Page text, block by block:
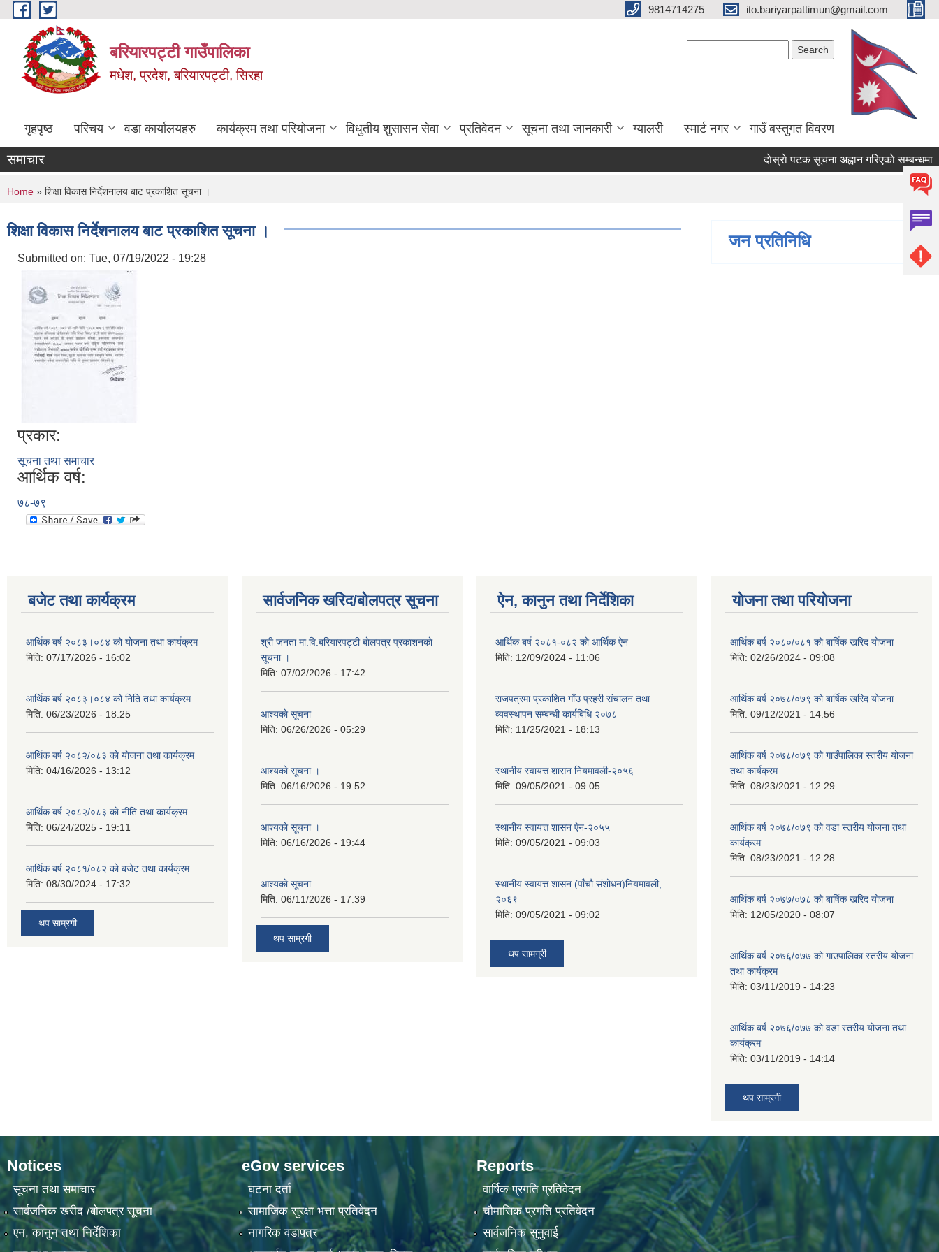
Skip to main content 9814714275 ito.bariyarpattimun@gmail.com
बरियारपट्टी गाउँपालिका
मधेश, प्रदेश, बरियारपट्टी, सिरहा
गृहपृष्ठ परिचय वडा कार्यालयहरु कार्यक्रम तथा परियोजना विधुतीय शुसासन सेवा प्रतिवेदन सूचना तथा जानकारी ग्यालरी स्मार्ट नगर गाउँ बस्तुगत विवरण
समाचार दाेस्राे पटक सूचना अह्वान गरिएकाे सम्बन्धमा ।
You are here
Home » शिक्षा विकास निर्देशनालय बाट प्रकाशित सूचना ।
शिक्षा विकास निर्देशनालय बाट प्रकाशित सूचना ।
Submitted on: Tue, 07/19/2022 - 19:28
प्रकार:
सूचना तथा समाचार
आर्थिक वर्ष:
७८-७९
जन प्रतिनिधि
बजेट तथा कार्यक्रम
आर्थिक बर्ष २०८३।०८४ को योजना तथा कार्यक्रम
मिति: 07/17/2026 - 16:02
आर्थिक बर्ष २०८३।०८४ को निति तथा कार्यक्रम
मिति: 06/23/2026 - 18:25
आर्थिक बर्ष २०८२/०८३ काे याेजना तथा कार्यक्रम
मिति: 04/16/2026 - 13:12
आर्थिक बर्ष २०८२/०८३ काे नीति तथा कार्यक्रम
मिति: 06/24/2025 - 19:11
आर्थिक बर्ष २०८१/०८२ को बजेट तथा कार्यक्रम
मिति: 08/30/2024 - 17:32
थप साम्रगी
सार्वजनिक खरिद/बोलपत्र सूचना
श्री जनता मा.वि.बरियारपट्टी बाेलपत्र प्रकाशनकाे
सूचना ।
मिति: 07/02/2026 - 17:42
आश्यकाे सूचना
मिति: 06/26/2026 - 05:29
आश्यकाे सूचना ।
मिति: 06/16/2026 - 19:52
आश्यकाे सूचना ।
मिति: 06/16/2026 - 19:44
आश्यकाे सूचना
मिति: 06/11/2026 - 17:39
थप साम्रगी
ऐन, कानुन तथा निर्देशिका
आर्थिक बर्ष २०८१-०८२ को आर्थिक ऐन
मिति: 12/09/2024 - 11:06
राजपत्रमा प्रकाशित गाँउ प्रहरी संचालन तथा
व्यवस्थापन सम्बन्धी कार्यबिधि २०७८
मिति: 11/25/2021 - 18:13
स्थानीय स्वायत्त शासन नियमावली-२०५६
मिति: 09/05/2021 - 09:05
स्थानीय स्वायत्त शासन ए‍ेन-२०५५
मिति: 09/05/2021 - 09:03
स्थानीय स्वायत्त शासन (पाँचौ संशोधन)नियमावली,
२०६९
मिति: 09/05/2021 - 09:02
थप सामग्री
योजना तथा परियोजना
आर्थिक बर्ष २०८०/०८१ को बार्षिक खरिद योजना
मिति: 02/26/2024 - 09:08
आर्थिक बर्ष २०७८/०७९ को बार्षिक खरिद योजना
मिति: 09/12/2021 - 14:56
आर्थिक बर्ष २०७८/०७९ को गाउँपालिका स्तरीय योजना
तथा कार्यक्रम
मिति: 08/23/2021 - 12:29
आर्थिक बर्ष २०७८/०७९ को वडा स्तरीय योजना तथा
कार्यक्रम
मिति: 08/23/2021 - 12:28
आर्थिक बर्ष २०७७/०७८ को बार्षिक खरिद योजना
मिति: 12/05/2020 - 08:07
आर्थिक बर्ष २०७६/०७७ को गाउपालिका स्तरीय योजना
तथा कार्यक्रम
मिति: 03/11/2019 - 14:23
आर्थिक बर्ष २०७६/०७७ को वडा स्तरीय योजना तथा
कार्यक्रम
मिति: 03/11/2019 - 14:14
थप साम्रगी
Notices
सूचना तथा समाचार
सार्वजनिक खरीद /बोलपत्र सूचना
एन, कानुन तथा निर्देशिका
eGov services
घटना दर्ता
सामाजिक सुरक्षा भत्ता प्रतिवेदन
नागरिक वडापत्र
Reports
वार्षिक प्रगति प्रतिवेदन
चौमासिक प्रगति प्रतिवेदन
सार्वजनिक सुनुवाई